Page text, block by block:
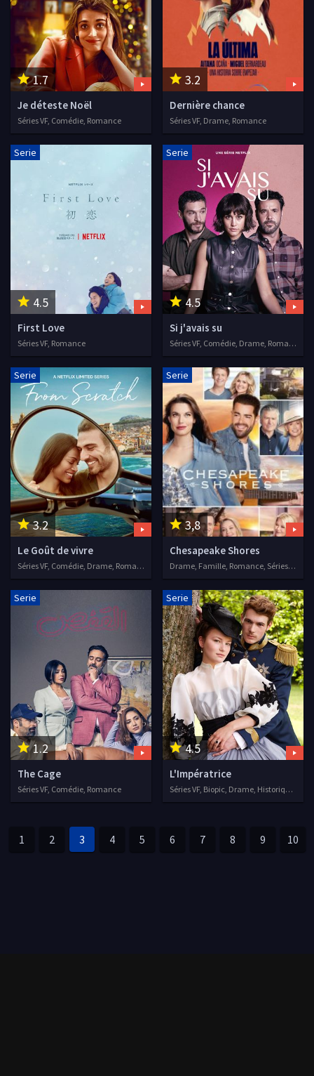
1.7
Je déteste Noël
Séries VF, Comédie, Romance
3.2
Dernière chance
Séries VF, Drame, Romance
4.5
Serie
First Love
Séries VF, Romance
4.5
Serie
Si j'avais su
Séries VF, Comédie, Drame, Romance
3.2
Serie
Le Goût de vivre
Séries VF, Comédie, Drame, Romance
3,8
Serie
Chesapeake Shores
Drame, Famille, Romance, Séries VF, 2016
1.2
Serie
The Cage
Séries VF, Comédie, Romance
4.5
Serie
L'Impératrice
Séries VF, Biopic, Drame, Historique, Romance
1 2 3 4 5 6 7 8 9 10